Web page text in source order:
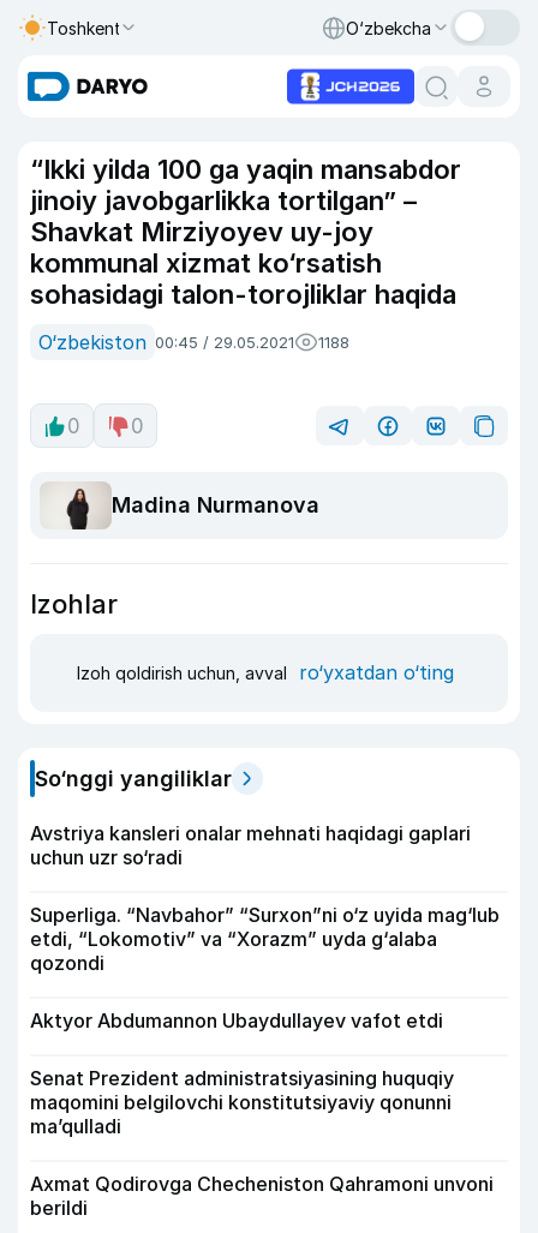
Toshkent O‘zbekcha
“Ikki yilda 100 ga yaqin mansabdor
jinoiy javobgarlikka tortilgan” –
Shavkat Mirziyoyev uy-joy
kommunal xizmat ko‘rsatish
sohasidagi talon-torojliklar haqida
O‘zbekiston 00:45 / 29.05.2021 1188
0 0
Madina Nurmanova
Izohlar
Izoh qoldirish uchun, avval ro‘yxatdan o‘ting
So‘nggi yangiliklar
Avstriya kansleri onalar mehnati haqidagi gaplari
uchun uzr so‘radi
Superliga. “Navbahor” “Surxon”ni o‘z uyida mag‘lub
etdi, “Lokomotiv” va “Xorazm” uyda g‘alaba
qozondi
Aktyor Abdu­mannon Ubaydullayev vafot etdi
Senat Prezident administratsiyasining huquqiy
maqomini belgilovchi konstitutsiyaviy qonunni
ma’qulladi
Axmat Qodirovga Checheniston Qahramoni unvoni
berildi